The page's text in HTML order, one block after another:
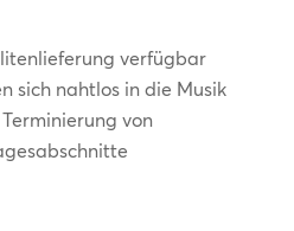
verfügbar
sich nahtlos in die Musik
von